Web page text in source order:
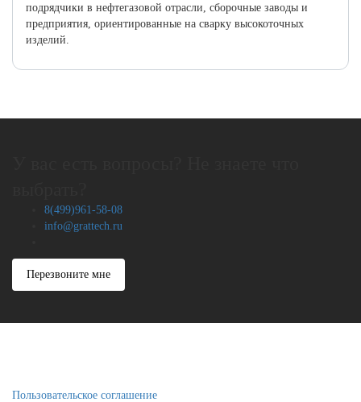
подрядчики в нефтегазовой отрасли, сборочные заводы и
предприятия, ориентированные на сварку высокоточных
изделий.
8(499)961-58-08
info@grattech.ru
Перезвоните мне
Пользовательское соглашение